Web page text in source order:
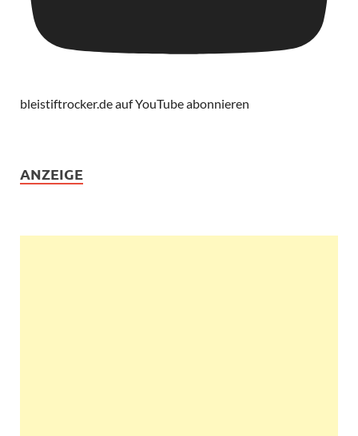
bleistiftrocker.de auf YouTube abonnieren
ANZEIGE